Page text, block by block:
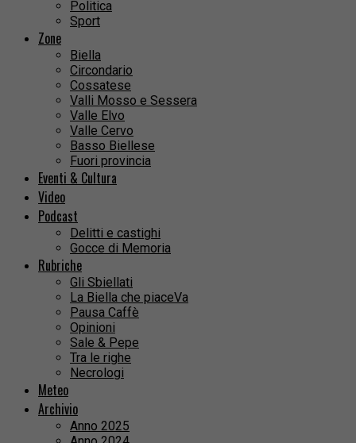
Politica
Sport
Zone
Biella
Circondario
Cossatese
Valli Mosso e Sessera
Valle Elvo
Valle Cervo
Basso Biellese
Fuori provincia
Eventi & Cultura
Video
Podcast
Delitti e castighi
Gocce di Memoria
Rubriche
Gli Sbiellati
La Biella che piaceVa
Pausa Caffè
Opinioni
Sale & Pepe
Tra le righe
Necrologi
Meteo
Archivio
Anno 2025